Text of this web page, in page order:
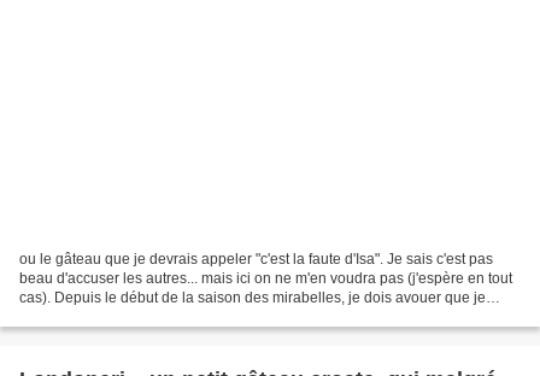
ou le gâteau que je devrais appeler "c'est la faute d'Isa". Je sais c'est pas
beau d'accuser les autres... mais ici on ne m'en voudra pas (j'espère en tout
cas). Depuis le début de la saison des mirabelles, je dois avouer que je